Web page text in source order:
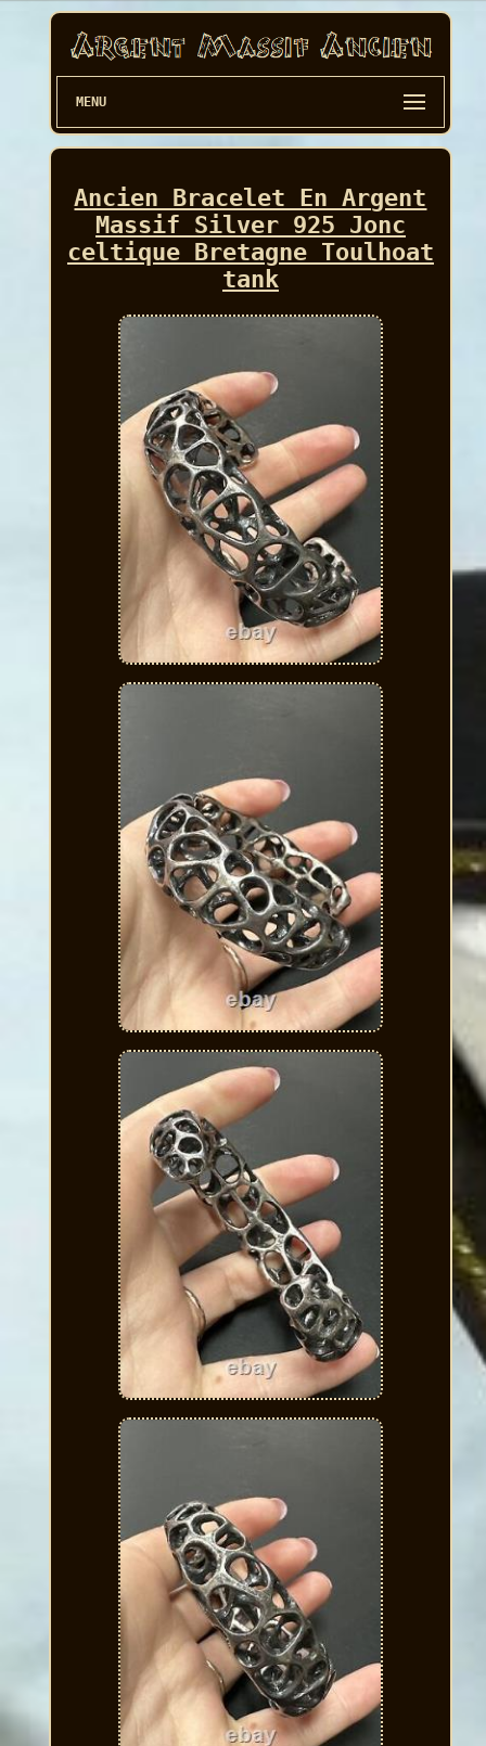
MENU
Ancien Bracelet En Argent
Massif Silver 925 Jonc
celtique Bretagne Toulhoat
tank